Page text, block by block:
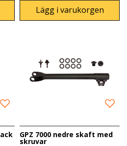
Lägg i varukorgen
GPZ 7000 nedre skaft med
skruvar